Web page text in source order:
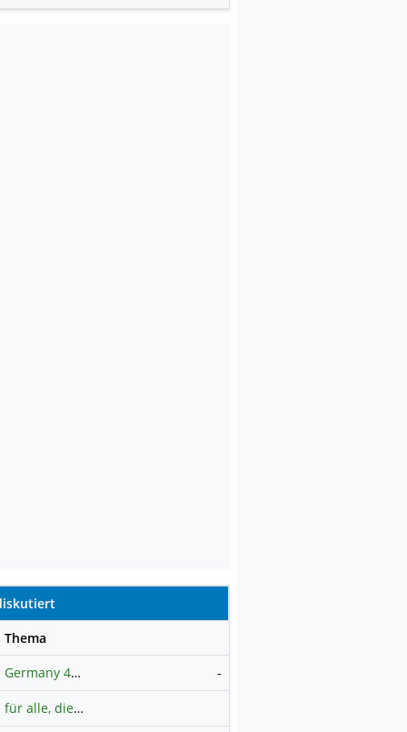
Thema
Germany 40 / DAX Prognose -
für alle, die es ehrlich meinen beim Traden.